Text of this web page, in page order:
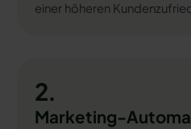
einer höheren
2.
Marketing-